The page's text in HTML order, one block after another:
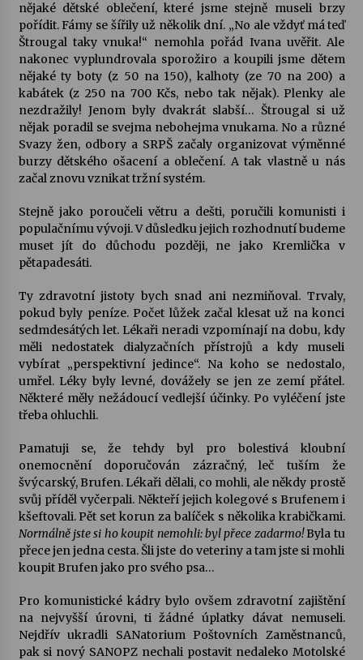
nějaké dětské oblečení, které jsme stejně museli brzy
pořídit. Fámy se šířily už několik dní. „No ale vždyť má teď
Štrougal taky vnuka!“ nemohla pořád Ivana uvěřit. Ale
nakonec vyplundrovala sporožiro a koupili jsme dětem
nějaké ty boty (z 50 na 150), kalhoty (ze 70 na 200) a
kabátek (z 250 na 700 Kčs, nebo tak nějak). Plenky ale
nezdražily! Jenom byly dvakrát slabší… Štrougal si už
nějak poradil se svejma nebohejma vnukama. No a různé
Svazy žen, odbory a SRPŠ začaly organizovat výměnné
burzy dětského ošacení a oblečení. A tak vlastně u nás
začal znovu vznikat tržní systém.
Stejně jako poroučeli větru a dešti, poručili komunisti i
populačnímu vývoji. V důsledku jejich rozhodnutí budeme
muset jít do důchodu později, ne jako Kremlička v
pětapadesáti.
Ty zdravotní jistoty bych snad ani nezmiňoval. Trvaly,
pokud byly peníze. Počet lůžek začal klesat už na konci
sedmdesátých let. Lékaři neradi vzpomínají na dobu, kdy
měli nedostatek dialyzačních přístrojů a kdy museli
vybírat „perspektivní jedince“. Na koho se nedostalo,
umřel. Léky byly levné, dovážely se jen ze zemí přátel.
Některé měly nežádoucí vedlejší účinky. Po vyléčení jste
třeba ohluchli.
Pamatuji se, že tehdy byl pro bolestivá kloubní
onemocnění doporučován zázračný, leč tuším že
švýcarský, Brufen. Lékaři dělali, co mohli, ale někdy prostě
svůj příděl vyčerpali. Někteří jejich kolegové s Brufenem i
kšeftovali. Pět set korun za balíček s několika krabičkami.
Normálně jste si ho koupit nemohli: byl přece zadarmo!Byla tu
přece jen jedna cesta. Šli jste do veteriny a tam jste si mohli
koupit Brufen jako pro svého psa…
Pro komunistické kádry bylo ovšem zdravotní zajištění
na nejvyšší úrovni, ti žádné úplatky dávat nemuseli.
Nejdřív ukradli SANatorium Poštovních Zaměstnanců,
pak si nový SANOPZ nechali postavit nedaleko Motolské